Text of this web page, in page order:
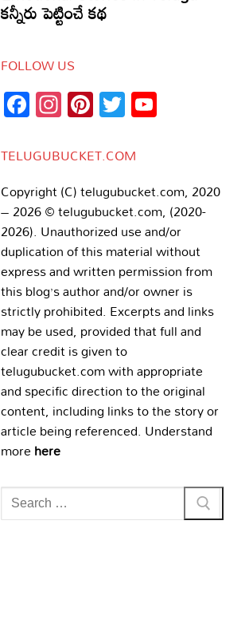
FOLLOW US
Facebook
Instagram
Pinterest
Twitter
TELUGUBUCKET.COM
Copyright (C) telugubucket.com, 2020
– 2026 © telugubucket.com, (2020-
2026). Unauthorized use and/or
duplication of this material without
express and written permission from
this blog’s author and/or owner is
strictly prohibited. Excerpts and links
may be used, provided that full and
clear credit is given to
telugubucket.com with appropriate
and specific direction to the original
content, including links to the story or
article being referenced. Understand
morehere
Search
for: